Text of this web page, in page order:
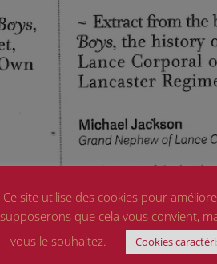
Ce site utilise des cookies pour
supposerons que cela vous convient,
vous le souhaitez.
Cookies